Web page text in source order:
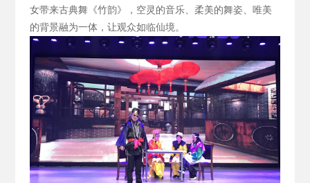
女带来古典舞《竹韵》，空灵的音乐、柔美的舞姿、唯美
的背景融为一体，让观众如临仙境。